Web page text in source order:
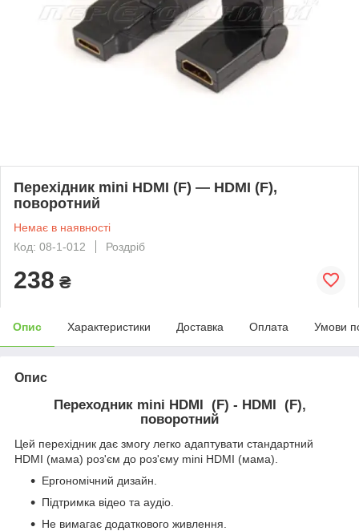
Перехідник mini HDMI (F) — HDMI (F),
поворотний
Немає в наявності
Код: 08-1-012
Роздріб
238 ₴
Опис Характеристики Доставка Оплата Умови
Опис
Переходник mini HDMI (F) - HDMI (F),
поворотний
Цей перехідник дає змогу легко адаптувати стандартний
HDMI (мама) роз'єм до роз'єму mini HDMI (мама).
Ергономічний дизайн.
Підтримка відео та аудіо.
Не вимагає додаткового живлення.